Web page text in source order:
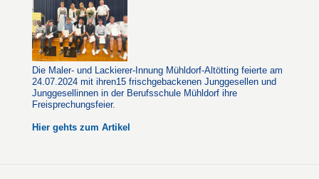
Die Maler- und Lackierer-Innung Mühldorf-Altötting feierte am
24.07.2024 mit ihren15 frischgebackenen Junggesellen und
Junggesellinnen in der Berufsschule Mühldorf ihre
Freisprechungsfeier.
Hier gehts zum Artikel